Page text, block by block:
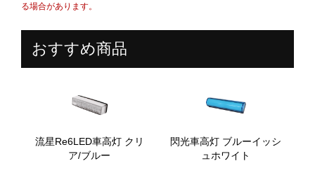
る場合があります。
おすすめ商品
流星Re6LED車高灯 クリ
ア/ブルー
閃光車高灯 ブルーイッシ
ュホワイト